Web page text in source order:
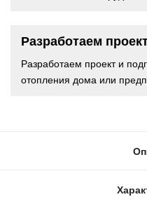
Разработаем
Разработаем проект и
отопления дома или